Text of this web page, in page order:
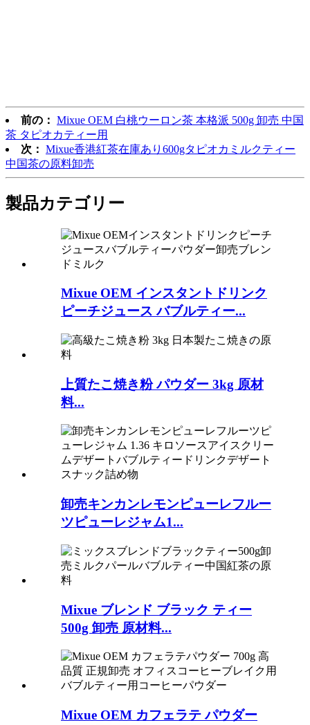
前の： Mixue OEM 白桃ウーロン茶 本格派 500g 卸売 中国
茶 タピオカティー用
次： Mixue香港紅茶在庫あり600gタピオカミルクティー
中国茶の原料卸売
製品カテゴリー
Mixue OEM インスタントドリンク
ピーチジュース バブルティー...
上質たこ焼き粉 パウダー 3kg 原材
料...
卸売キンカンレモンピューレフルー
ツピューレジャム1...
Mixue ブレンド ブラック ティー
500g 卸売 原材料...
Mixue OEM カフェラテ パウダー